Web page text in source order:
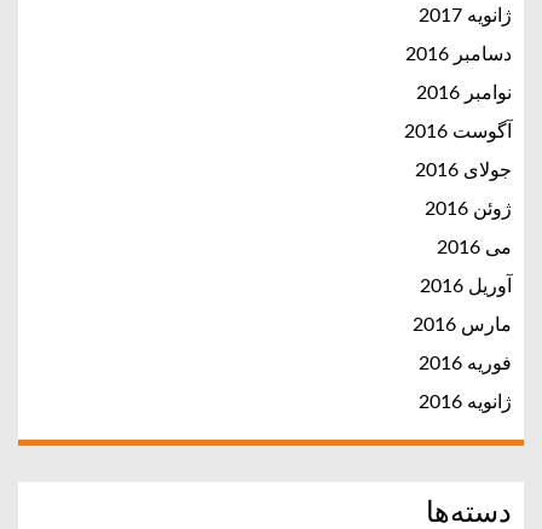
ژانویه 2017
دسامبر 2016
نوامبر 2016
آگوست 2016
جولای 2016
ژوئن 2016
می 2016
آوریل 2016
مارس 2016
فوریه 2016
ژانویه 2016
دسته‌ها